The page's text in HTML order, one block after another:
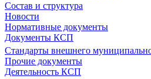
Состав и структура
Новости
Нормативные документы
Документы КСП
Стандарты внешнего
Прочие документы
Деятельность КСП